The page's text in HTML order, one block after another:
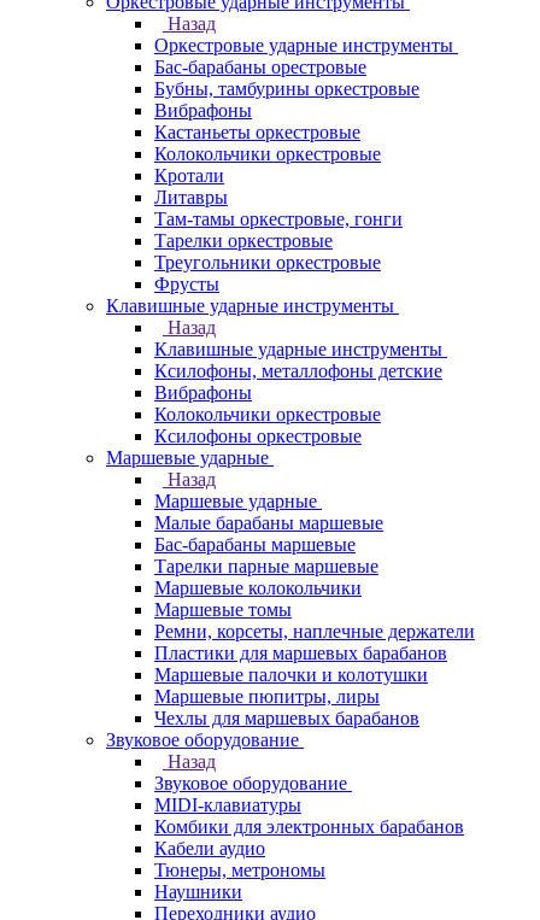
Назад
Оркестровые ударные инструменты
Бас-барабаны орестровые
Бубны, тамбурины оркестровые
Вибрафоны
Кастаньеты оркестровые
Колокольчики оркестровые
Кротали
Литавры
Там-тамы оркестровые, гонги
Тарелки оркестровые
Треугольники оркестровые
Фрусты
Клавишные ударные инструменты
Назад
Клавишные ударные инструменты
Ксилофоны, металлофоны детские
Вибрафоны
Колокольчики оркестровые
Ксилофоны оркестровые
Маршевые ударные
Назад
Маршевые ударные
Малые барабаны маршевые
Бас-барабаны маршевые
Тарелки парные маршевые
Маршевые колокольчики
Маршевые томы
Ремни, корсеты, наплечные держатели
Пластики для маршевых барабанов
Маршевые палочки и колотушки
Маршевые пюпитры, лиры
Чехлы для маршевых барабанов
Звуковое оборудование
Назад
Звуковое оборудование
MIDI-клавиатуры
Комбики для электронных барабанов
Кабели аудио
Тюнеры, метрономы
Наушники
Переходники аудио